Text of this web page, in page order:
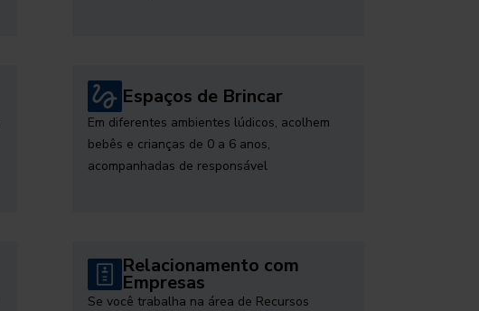
Espaços de Brincar
Em diferentes ambientes lúdicos, acolhem
bebês e crianças de 0 a 6 anos,
acompanhadas de responsável
Relacionamento com
Empresas
Se você trabalha na área de Recursos